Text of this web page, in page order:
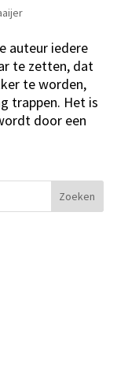
auteur iedere
te zetten, dat
te worden,
trappen. Het is
door een
Zoeken